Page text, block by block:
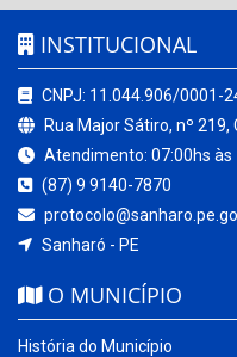
INSTITUCIONAL
CNPJ: 11.044.906/0001-
Rua Major Sátiro, nº
Atendimento: 07:00hs às
(87) 9 9140-7870
Sanharó - PE
O MUNICÍPIO
História do Município